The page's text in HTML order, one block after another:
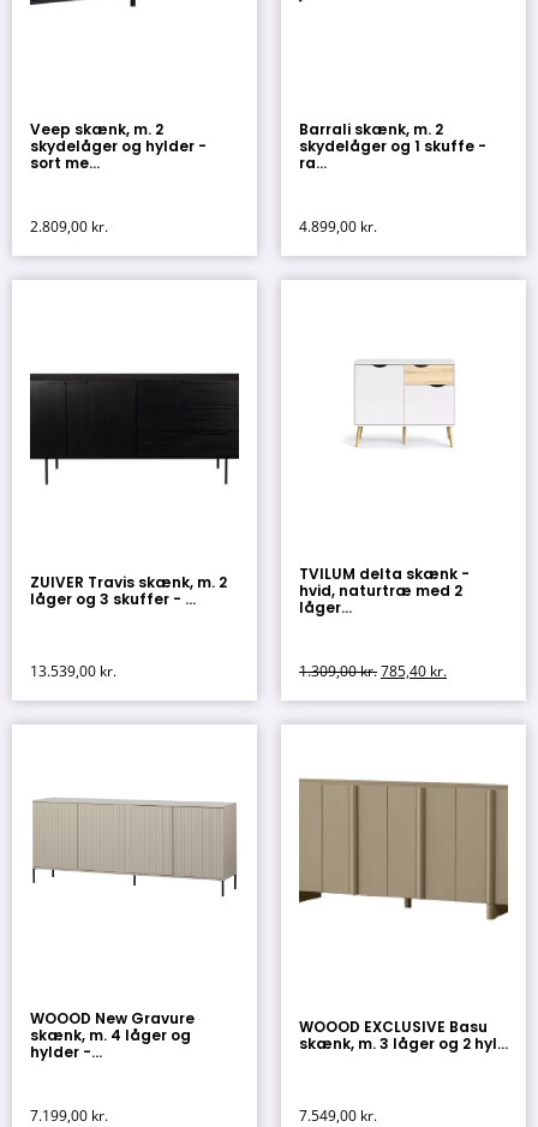
Veep skænk, m. 2
skydelåger og hylder -
sort me...
2.809,00 kr.
Barrali skænk, m. 2
skydelåger og 1 skuffe -
ra...
4.899,00 kr.
ZUIVER Travis skænk, m. 2
låger og 3 skuffer - ...
13.539,00 kr.
TVILUM delta skænk -
hvid, naturtræ med 2
låger...
1.309,00kr.785,40 kr.
WOOOD New Gravure
skænk, m. 4 låger og
hylder -...
7.199,00 kr.
WOOOD EXCLUSIVE Basu
skænk, m. 3 låger og 2 hyl...
7.549,00 kr.